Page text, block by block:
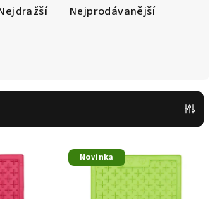
Nejprodávanější
Novinka